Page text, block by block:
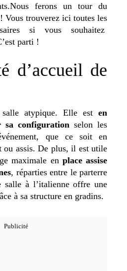
ferons un tour du
Vous trouverez ici toutes les
si vous souhaitez
parti !
d’accueil de
atypique. Elle est en
sa configuration selon les
que ce soit en
ou assis. De plus, il est utile
maximale en place assise
, réparties entre le parterre
salle à l’italienne offre une
à sa structure en gradins.